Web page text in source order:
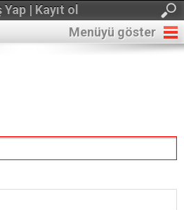
| Kayıt ol
Menüyü göster